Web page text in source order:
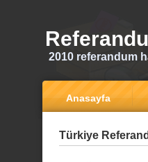
2010 referandum
Anasayfa
Türkiye